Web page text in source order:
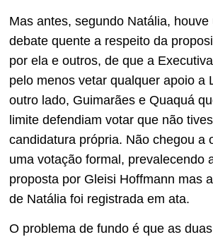
Mas antes, segundo Natália, houve
debate quente a respeito da
por ela e outros, de que a
pelo menos vetar qualquer apoio a
outro lado, Guimarães e Quaquá
limite defendiam votar que não
candidatura própria. Não chegou a
uma votação formal, prevalecendo
proposta por Gleisi Hoffmann mas
de Natália foi registrada em ata.
O problema de fundo é que as